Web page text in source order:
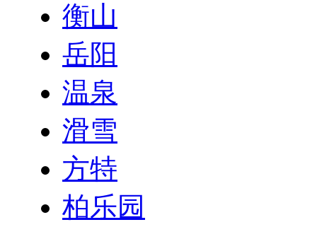
衡山
岳阳
温泉
滑雪
方特
柏乐园